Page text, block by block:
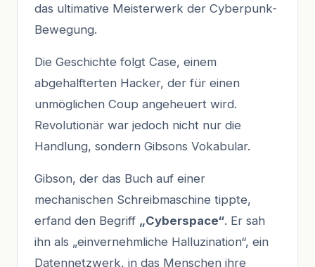
das ultimative Meisterwerk der Cyberpunk-
Bewegung.
Die Geschichte folgt Case, einem
abgehalfterten Hacker, der für einen
unmöglichen Coup angeheuert wird.
Revolutionär war jedoch nicht nur die
Handlung, sondern Gibsons Vokabular.
Gibson, der das Buch auf einer
mechanischen Schreibmaschine tippte,
erfand den Begriff „Cyberspace“. Er sah
ihn als „einvernehmliche Halluzination“, ein
Datennetzwerk, in das Menschen ihre